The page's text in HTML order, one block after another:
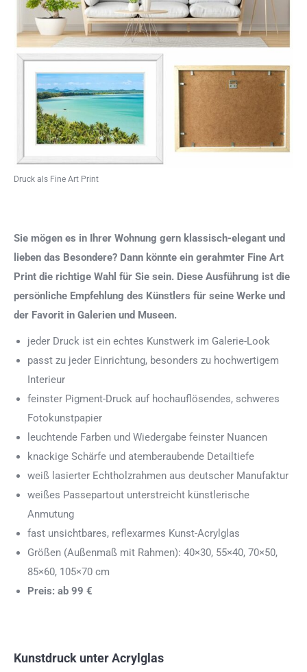
Druck als Fine Art Print
Sie mögen es in Ihrer Wohnung gern klassisch-elegant und
lieben das Besondere? Dann könnte ein gerahmter Fine Art
Print die richtige Wahl für Sie sein. Diese Ausführung ist die
persönliche Empfehlung des Künstlers für seine Werke und
der Favorit in Galerien und Museen.
jeder Druck ist ein echtes Kunstwerk im Galerie-Look
passt zu jeder Einrichtung, besonders zu hochwertigem
Interieur
feinster Pigment-Druck auf hochauflösendes, schweres
Fotokunstpapier
leuchtende Farben und Wiedergabe feinster Nuancen
knackige Schärfe und atemberaubende Detailtiefe
weiß lasierter Echtholzrahmen aus deutscher Manufaktur
weißes Passepartout unterstreicht künstlerische
Anmutung
fast unsichtbares, reflexarmes Kunst-Acrylglas
Größen (Außenmaß mit Rahmen): 40×30, 55×40, 70×50,
85×60, 105×70 cm
Preis: ab 99 €
Kunstdruck unter Acrylglas